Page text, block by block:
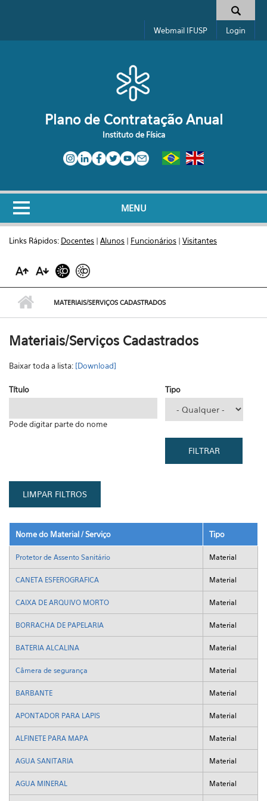
Formulário de busca
Webmail IFUSP Login
Plano de Contratação Anual
Instituto de Física
MENU
Links Rápidos: Docentes | Alunos | Funcionários | Visitantes
MATERIAIS/SERVIÇOS CADASTRADOS
Materiais/Serviços Cadastrados
Baixar toda a lista: [Download]
Título
Pode digitar parte do nome
Tipo
Nome do Material / Serviço Tipo
Protetor de Assento Sanitário Material
CANETA ESFEROGRAFICA Material
CAIXA DE ARQUIVO MORTO Material
BORRACHA DE PAPELARIA Material
BATERIA ALCALINA Material
Câmera de segurança Material
BARBANTE Material
APONTADOR PARA LAPIS Material
ALFINETE PARA MAPA Material
AGUA SANITARIA Material
AGUA MINERAL Material